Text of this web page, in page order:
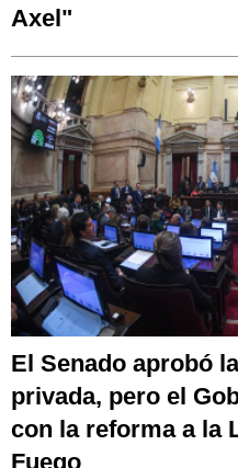
Axel"
El Senado aprobó
privada, pero el
con la reforma a la
Fuego